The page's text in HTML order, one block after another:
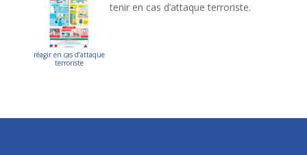
réagir en cas d’attaque
terroriste
tenir en cas d’attaque terroriste.